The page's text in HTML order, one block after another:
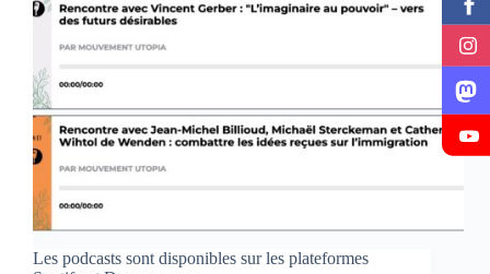
Les podcasts sont disponibles sur les plateformes